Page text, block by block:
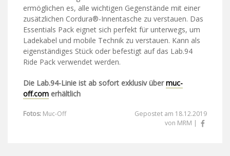
ermöglichen es, alle wichtigen Gegenstände mit einer
zusätzlichen Cordura®-Innentasche zu verstauen. Das
Essentials Pack eignet sich perfekt für unterwegs, um
Ladekabel und mobile Technik zu verstauen. Kann als
eigenständiges Stück oder befestigt auf das Lab.94
Ride Pack verwendet werden.
Die Lab.94-Linie ist ab sofort exklusiv übermuc-
off.com erhältlich
Fotos: Muc-Off
Gepostet am 18.12.2019
von MRM |